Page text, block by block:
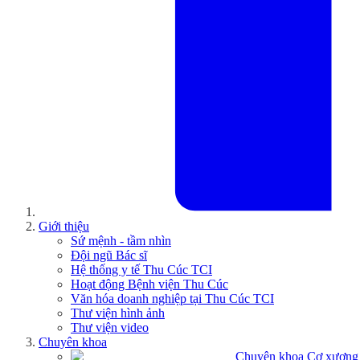
Giới thiệu
Sứ mệnh - tầm nhìn
Đội ngũ Bác sĩ
Hệ thống y tế Thu Cúc TCI
Hoạt động Bệnh viện Thu Cúc
Văn hóa doanh nghiệp tại Thu Cúc TCI
Thư viện hình ảnh
Thư viện video
Chuyên khoa
Chuyên khoa Cơ